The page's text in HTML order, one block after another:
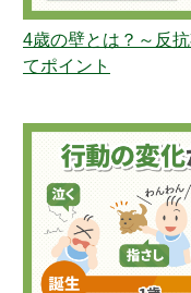
4歳の壁とは？～反
てポイント